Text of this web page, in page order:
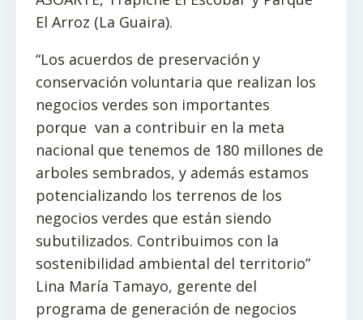
El Arroz (La Guaira).
“Los acuerdos de preservación y
conservación voluntaria que realizan los
negocios verdes son importantes
porque van a contribuir en la meta
nacional que tenemos de 180 millones de
arboles sembrados, y además estamos
potencializando los terrenos de los
negocios verdes que están siendo
subutilizados. Contribuimos con la
sostenibilidad ambiental del territorio”
Lina María Tamayo, gerente del
programa de generación de negocios